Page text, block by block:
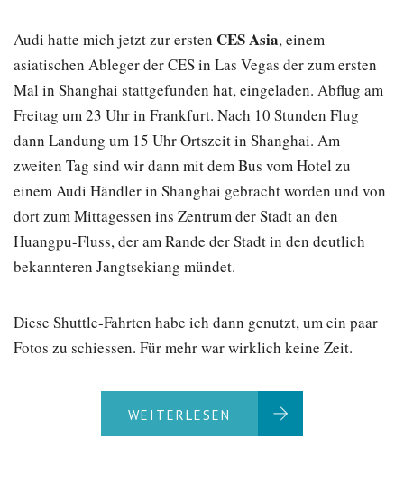
Audi hatte mich jetzt zur ersten CES Asia, einem
asiatischen Ableger der CES in Las Vegas der zum ersten
Mal in Shanghai stattgefunden hat, eingeladen. Abflug am
Freitag um 23 Uhr in Frankfurt. Nach 10 Stunden Flug
dann Landung um 15 Uhr Ortszeit in Shanghai. Am
zweiten Tag sind wir dann mit dem Bus vom Hotel zu
einem Audi Händler in Shanghai gebracht worden und von
dort zum Mittagessen ins Zentrum der Stadt an den
Huangpu-Fluss, der am Rande der Stadt in den deutlich
bekannteren Jangtsekiang mündet.
Diese Shuttle-Fahrten habe ich dann genutzt, um ein paar
Fotos zu schiessen. Für mehr war wirklich keine Zeit.
WEITERLESEN